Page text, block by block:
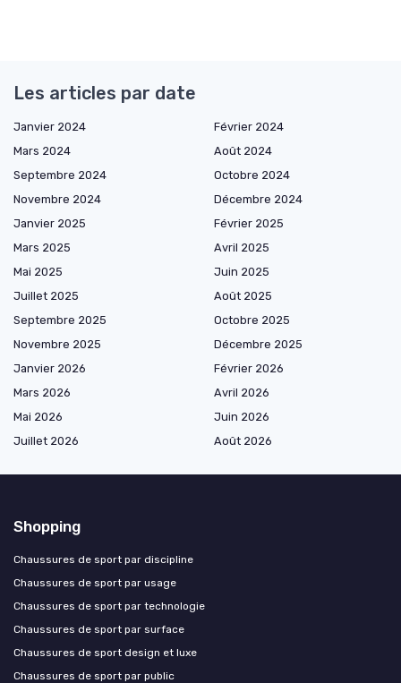
Les articles par date
Janvier 2024
Février 2024
Mars 2024
Août 2024
Septembre 2024
Octobre 2024
Novembre 2024
Décembre 2024
Janvier 2025
Février 2025
Mars 2025
Avril 2025
Mai 2025
Juin 2025
Juillet 2025
Août 2025
Septembre 2025
Octobre 2025
Novembre 2025
Décembre 2025
Janvier 2026
Février 2026
Mars 2026
Avril 2026
Mai 2026
Juin 2026
Juillet 2026
Août 2026
Shopping
Chaussures de sport par discipline
Chaussures de sport par usage
Chaussures de sport par technologie
Chaussures de sport par surface
Chaussures de sport design et luxe
Chaussures de sport par public